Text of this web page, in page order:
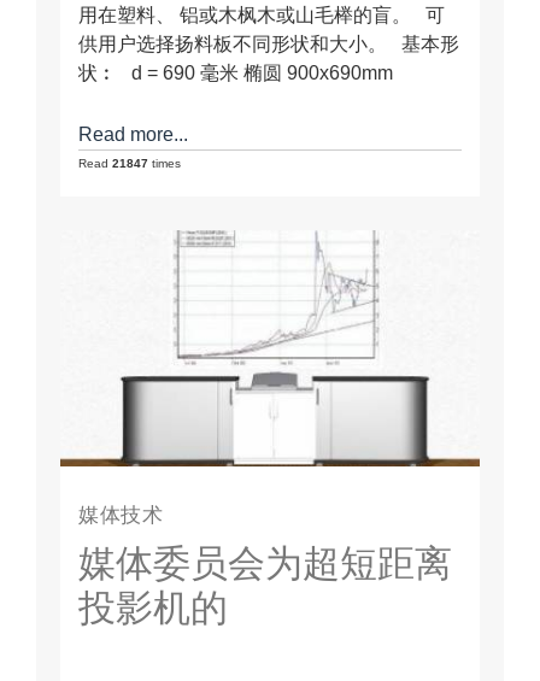
用在塑料、 铝或木枫木或山毛榉的盲。 可
供用户选择扬料板不同形状和大小。 基本形
状︰ d = 690 毫米 椭圆 900x690mm
Read more...
Read 21847 times
媒体技术
媒体委员会为超短距离
投影机的